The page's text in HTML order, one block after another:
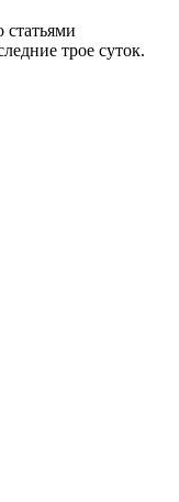
статьями
трое суток.